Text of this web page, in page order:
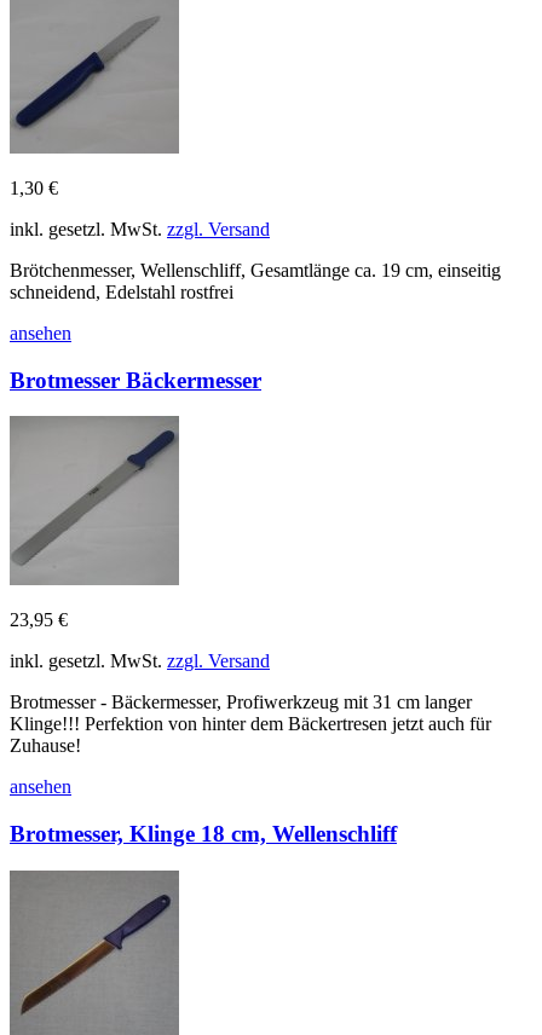
1,30 €
inkl. gesetzl. MwSt. zzgl. Versand
Brötchenmesser, Wellenschliff, Gesamtlänge ca. 19 cm, einseitig
schneidend, Edelstahl rostfrei
ansehen
Brotmesser Bäckermesser
23,95 €
inkl. gesetzl. MwSt. zzgl. Versand
Brotmesser - Bäckermesser, Profiwerkzeug mit 31 cm langer
Klinge!!! Perfektion von hinter dem Bäckertresen jetzt auch für
Zuhause!
ansehen
Brotmesser, Klinge 18 cm, Wellenschliff